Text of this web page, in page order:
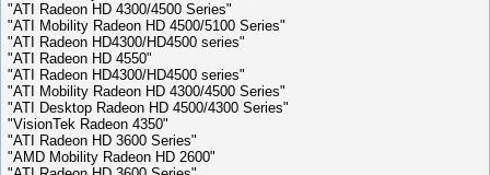
"ATI Radeon HD 4300/4500 Series"
"ATI Mobility Radeon HD 4500/5100 Series"
"ATI Radeon HD4300/HD4500 series"
"ATI Radeon HD 4550"
"ATI Radeon HD4300/HD4500 series"
"ATI Mobility Radeon HD 4300/4500 Series"
"ATI Desktop Radeon HD 4500/4300 Series"
"VisionTek Radeon 4350"
"ATI Radeon HD 3600 Series"
"AMD Mobility Radeon HD 2600"